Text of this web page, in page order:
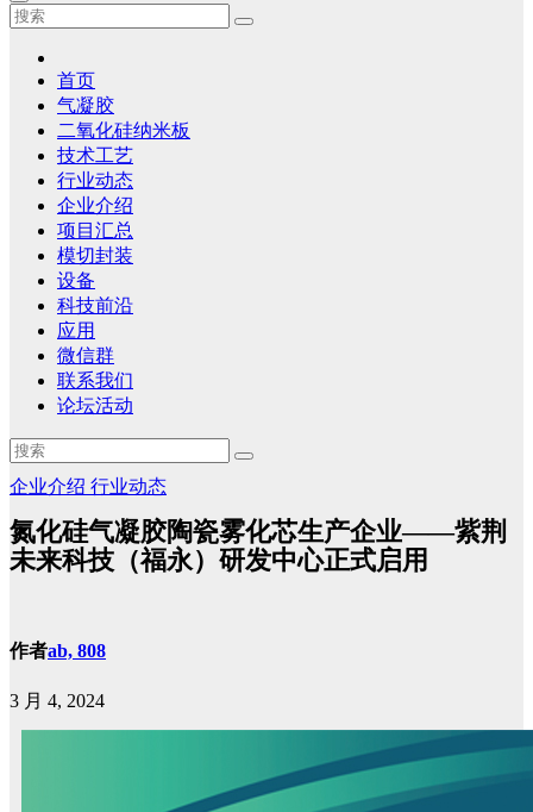
艾邦气凝胶论坛
气凝胶材料及应用，产业链动态；气凝胶在新能源如锂电、储
首页
气凝胶
二氧化硅纳米板
技术工艺
行业动态
企业介绍
项目汇总
模切封装
设备
科技前沿
应用
微信群
联系我们
论坛活动
企业介绍 行业动态
氮化硅气凝胶陶瓷雾化芯生产企业——紫荆
未来科技（福永）研发中心正式启用
作者ab, 808
3 月 4, 2024